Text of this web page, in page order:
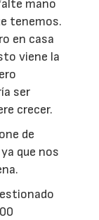
mano
tenemos.
en casa
viene la
ser
crecer.
de
que nos